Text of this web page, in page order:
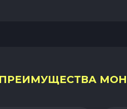
ПРЕИМУЩЕСТВА